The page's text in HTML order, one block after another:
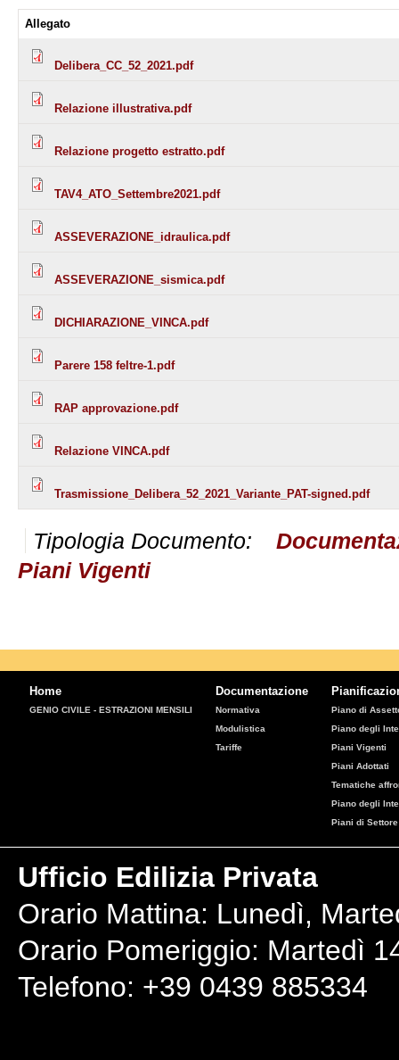
Allegato
Delibera_CC_52_2021.pdf
Relazione illustrativa.pdf
Relazione progetto estratto.pdf
TAV4_ATO_Settembre2021.pdf
ASSEVERAZIONE_idraulica.pdf
ASSEVERAZIONE_sismica.pdf
DICHIARAZIONE_VINCA.pdf
Parere 158 feltre-1.pdf
RAP approvazione.pdf
Relazione VINCA.pdf
Trasmissione_Delibera_52_2021_Variante_PAT-signed.pdf
Tipologia Documento:
Piani Vigenti
Home
GENIO CIVILE - ESTRAZIONI MENSILI
Documentazione
Normativa
Modulistica
Tariffe
Piano di
Piano degli
Piani Vigenti
Piani Adottati
Tematiche
Piano degli
Piani di Settore
Ufficio Edilizia Privata
Orario Mattina: Lunedì,
Orario Pomeriggio: Martedì
Telefono: +39 0439 885334